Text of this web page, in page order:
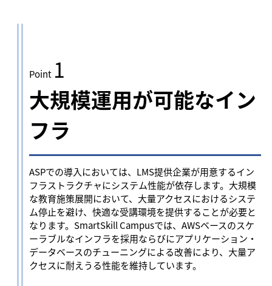
Point 1
大規模運用が可能なイン
フラ
ASPでの導入においては、LMS提供企業が用意するイン
フラストラクチャにシステム性能が依存します。大規模
な教育施策展開において、大量アクセスにおけるシステ
ム停止を避け、快適な受講環境を提供することが必要と
なります。SmartSkill Campusでは、AWSベースのスケ
ーラブルなインフラを採用ならびにアプリケーション・
データベースのチューニングによる改善により、大量ア
クセスに耐えうる性能を維持しています。